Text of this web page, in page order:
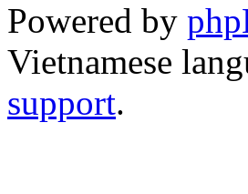
Powered by
Vietnamese
support.